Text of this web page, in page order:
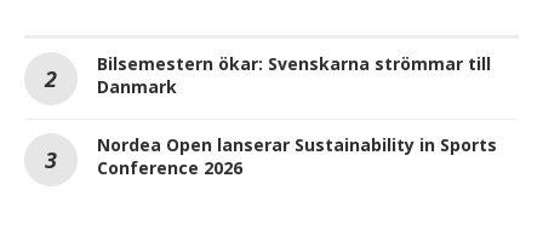
Bilsemestern ökar: Svenskarna strömmar till
Danmark
Nordea Open lanserar Sustainability in Sports
Conference 2026